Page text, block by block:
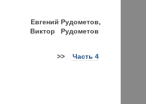
Евгений Рудометов,
Виктор Рудометов
>> Часть 4